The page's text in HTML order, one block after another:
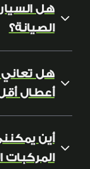
هل
الصيانة؟
هل تعاني
أعطال
أين
المركبات